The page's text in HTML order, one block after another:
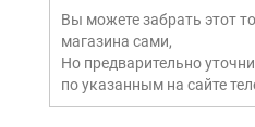
Вы можете забрать этот
магазина сами,
Но предварительно
по указанным на сайте